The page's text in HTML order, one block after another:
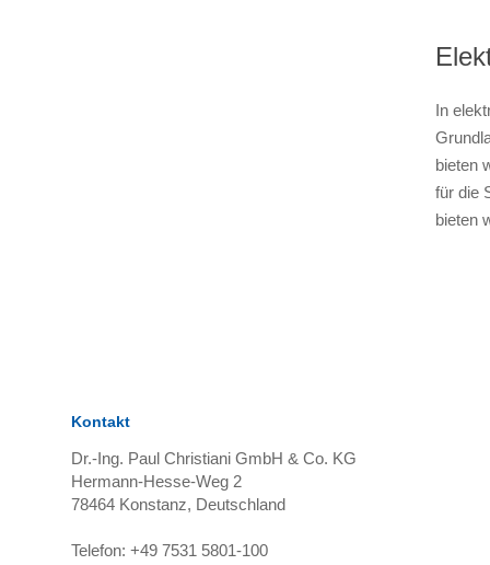
In
bieten
für die
bieten
Kontakt
Dr.-Ing. Paul Christiani GmbH & Co. KG
Hermann-Hesse-Weg 2
78464Konstanz, Deutschland
Telefon: +49 7531 5801-100